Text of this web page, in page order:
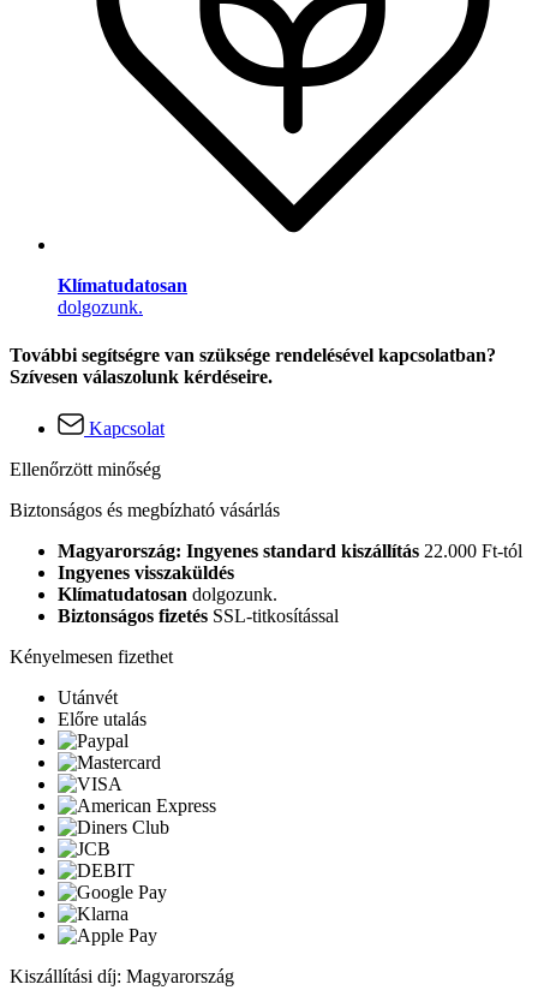
Klímatudatosan
dolgozunk.
További segítségre van szüksége rendelésével kapcsolatban?
Szívesen válaszolunk kérdéseire.
Kapcsolat
Ellenőrzött minőség
Biztonságos és megbízható vásárlás
Magyarország: Ingyenes standard kiszállítás 22.000 Ft-tól
Ingyenes visszaküldés
Klímatudatosan dolgozunk.
Biztonságos fizetés SSL-titkosítással
Kényelmesen fizethet
Utánvét
Előre utalás
Kiszállítási díj: Magyarország